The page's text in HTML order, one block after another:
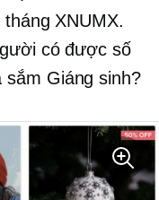
XNUMX.
có được số
sắm Giáng sinh?